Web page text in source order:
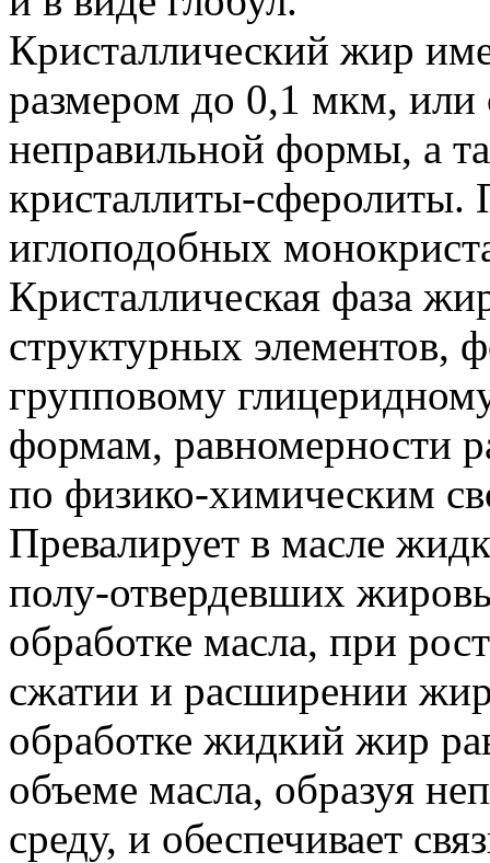
Кристаллический жир
размером до 0,1 мкм, или
неправильной формы, а
кристаллиты-сферолиты.
иглоподобных
Кристаллическая фаза
структурных элементов,
групповому
формам, равномерности
по физико-химическим
Превалирует в масле
полу-отвердевших
обработке масла, при
сжатии и расширении
обработке жидкий жир
объеме масла, образуя
среду, и обеспечивает